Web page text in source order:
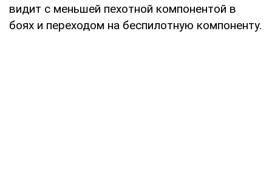
видит с меньшей пехотной компонентой в
боях и переходом на беспилотную компоненту.